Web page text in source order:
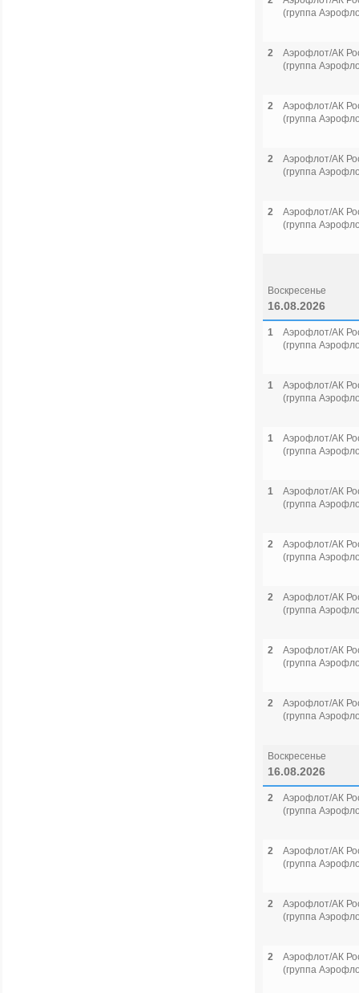
(группа
2
Аэрофлот/АК
(группа
2
Аэрофлот/АК
(группа
2
Аэрофлот/АК
(группа
2
Аэрофлот/АК
(группа
Воскресенье
16.08.2026
1
Аэрофлот/АК
(группа
1
Аэрофлот/АК
(группа
1
Аэрофлот/АК
(группа
1
Аэрофлот/АК
(группа
2
Аэрофлот/АК
(группа
2
Аэрофлот/АК
(группа
2
Аэрофлот/АК
(группа
2
Аэрофлот/АК
(группа
Воскресенье
16.08.2026
2
Аэрофлот/АК
(группа
2
Аэрофлот/АК
(группа
2
Аэрофлот/АК
(группа
2
Аэрофлот/АК
(группа